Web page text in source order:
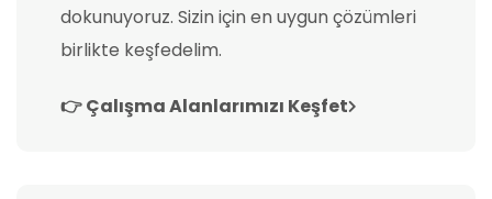
dokunuyoruz. Sizin için en uygun çözümleri
birlikte keşfedelim.
👉 Çalışma Alanlarımızı Keşfet